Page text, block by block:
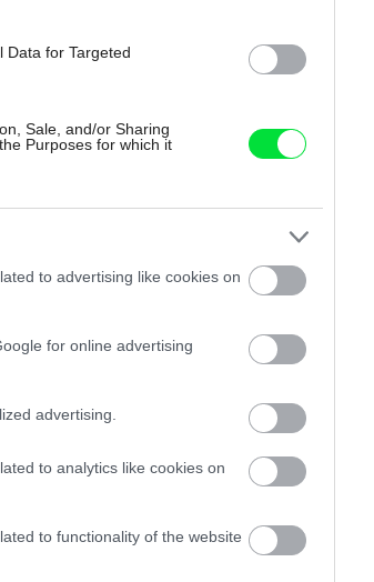
Data for Targeted
Sale, and/or Sharing
Purposes for which it
to advertising like cookies on
for online advertising
advertising.
to analytics like cookies on
to functionality of the website
Celkový
4, s
kaviarni,
418)